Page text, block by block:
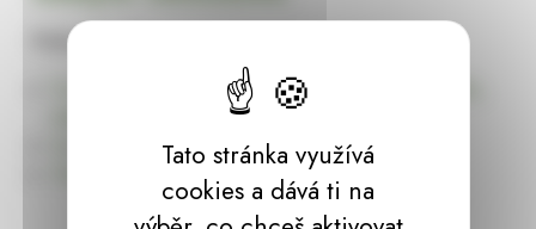
Pokračujte na
Úvodní stránku Dekorace, bytové a zahradní doplňky,
dárky | HARASIM.info
Tato stránka využívá
cookies a dává ti na